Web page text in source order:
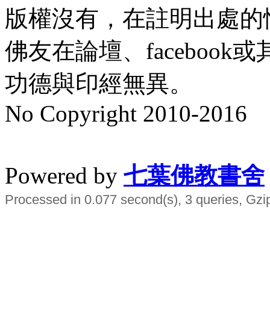
版權沒有，在註明出處
佛友在論壇、facebook
功德與印經無異。
No Copyright 2010-2016
Powered by 七葉佛教書舍
Processed in 0.077 second(s), 3 queries,